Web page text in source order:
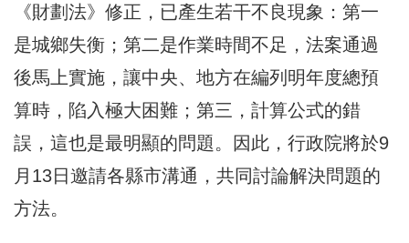
《財劃法》修正，已產生若干不良現象：第一
是城鄉失衡；第二是作業時間不足，法案通過
後馬上實施，讓中央、地方在編列明年度總預
算時，陷入極大困難；第三，計算公式的錯
誤，這也是最明顯的問題。因此，行政院將於9
月13日邀請各縣市溝通，共同討論解決問題的
方法。